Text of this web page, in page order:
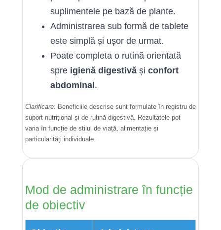
suplimentele pe bază de plante.
Administrarea sub formă de tablete
este simplă și ușor de urmat.
Poate completa o rutină orientată
spre igienă digestivă și confort
abdominal.
Clarificare: Beneficiile descrise sunt formulate în registru de
suport nutrițional și de rutină digestivă. Rezultatele pot
varia în funcție de stilul de viață, alimentație și
particularități individuale.
Mod de administrare în funcție
de obiectiv